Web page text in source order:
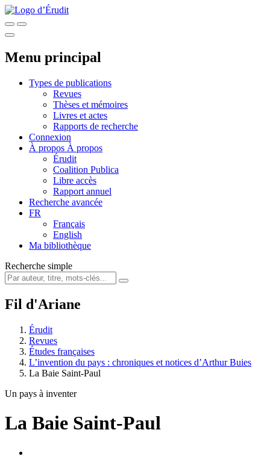
Menu principal
Types de publications
Revues
Thèses et mémoires
Livres et actes
Rapports de recherche
Connexion
À propos À propos
Érudit
Coalition Publica
Libre accès
Rapport annuel
Recherche avancée
FR
Français
English
Ma bibliothèque
Recherche simple
Fil d'Ariane
Érudit
Revues
Études françaises
L’invention du pays : chroniques et notices d’Arthur Buies
La Baie Saint-Paul
Un pays à inventer
La Baie Saint-Paul